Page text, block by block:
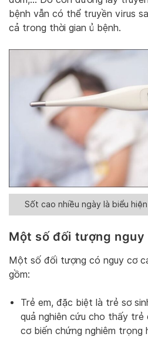
bệnh vẫn có thể truyền virus
cả trong thời gian ủ bệnh.
Sốt cao nhiều ngày là biểu
Một số đối tượng nguy
Một số đối tượng có nguy cơ
gồm:
Trẻ em, đặc biệt là trẻ sơ
quả nghiên cứu cho thấy trẻ
cơ biến chứng nghiêm trọng